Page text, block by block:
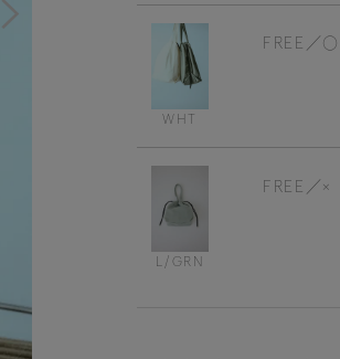
WHT
FREE 〇
L/GRN
FREE ×